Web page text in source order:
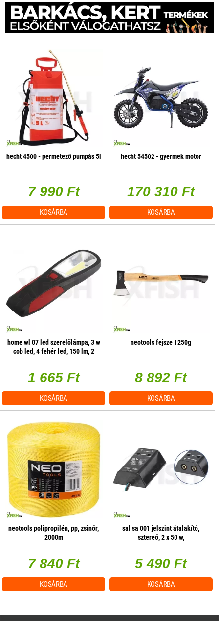
hecht 4500 - permetező pumpás 5l
7 990 Ft
KOSÁRBA
hecht 54502 - gyermek motor
170 310 Ft
KOSÁRBA
home wl 07 led szerelőlámpa, 3 w
cob led, 4 fehér led, 150 lm, 2
1 665 Ft
KOSÁRBA
neotools fejsze 1250g
8 892 Ft
KOSÁRBA
neotools polipropilén, pp, zsinór,
2000m
7 840 Ft
KOSÁRBA
sal sa 001 jelszint átalakító,
sztereó, 2 x 50 w,
5 490 Ft
KOSÁRBA